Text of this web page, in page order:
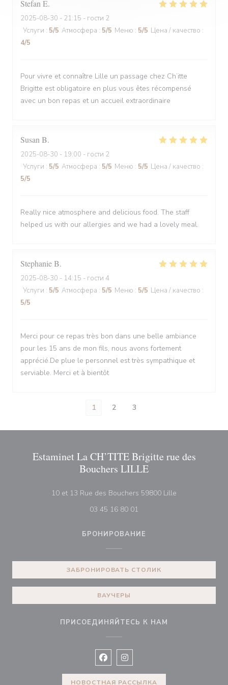
Stefan E
2025-08-30 - 21:15 - гости 2
Услуги : 5/5 Атмосфера : 5/5 Меню : 5/5 Цена / качество :
4/5
Pour vivre et connaître Lille un passage chez Ch’itte
Brigitte est obligatoire en plus vous êtes récompensé
avec un bon repas et un accueil extraordinaire
Susan B
2025-08-30 - 19:00 - гости 2
Услуги : 5/5 Атмосфера : 5/5 Меню : 5/5 Цена / качество :
5/5
Really nice atmosphere and delicious food. The staff
helped us with our allergies and we had a lovely meal.
StephanieB
2025-08-30 - 14:15 - гости 4
Услуги : 5/5 Атмосфера : 5/5 Меню : 5/5 Цена / качество :
5/5
Merci pour ce repas très bon dans une belle ambiance
pour les 15 ans de mon fils, nous avons fortement
apprécié.De plue le personnel est très sympathique et
serviable. Merci et à bientôt
1 2 3
Estaminet La CH’TITE Brigitte rue des
Bouchers LILLE
10 et 13 Rue des Bouchers 59800 Lille
03 45 16 80 01
БРОНИРОВАНИЕ
ЗАБРОНИРОВАТЬ СТОЛИК
ВАУЧЕРЫ
ПРИСОЕДИНЯЙТЕСЬ К НАМ
Facebook ((открывается в новом
Instagram ((открывается в
НОВОСТНАЯ РАССЫЛКА